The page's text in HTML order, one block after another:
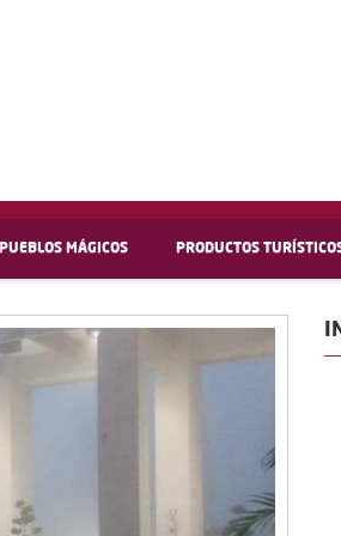
PUEBLOS MÁGICOS PRODUCTOS